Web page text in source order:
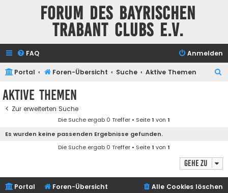
Forum des Bayrischen
Trabant Clubs e.V.
FAQ Anmelden
Portal Foren-Übersicht Suche Aktive Themen
Aktive Themen
Zur erweiterten Suche
Die Suche ergab 0 Treffer • Seite1 von 1
Es wurden keine passenden Ergebnisse gefunden.
Die Suche ergab 0 Treffer • Seite1 von 1
Gehe zu
Portal Foren-Übersicht
Alle Cookies löschen